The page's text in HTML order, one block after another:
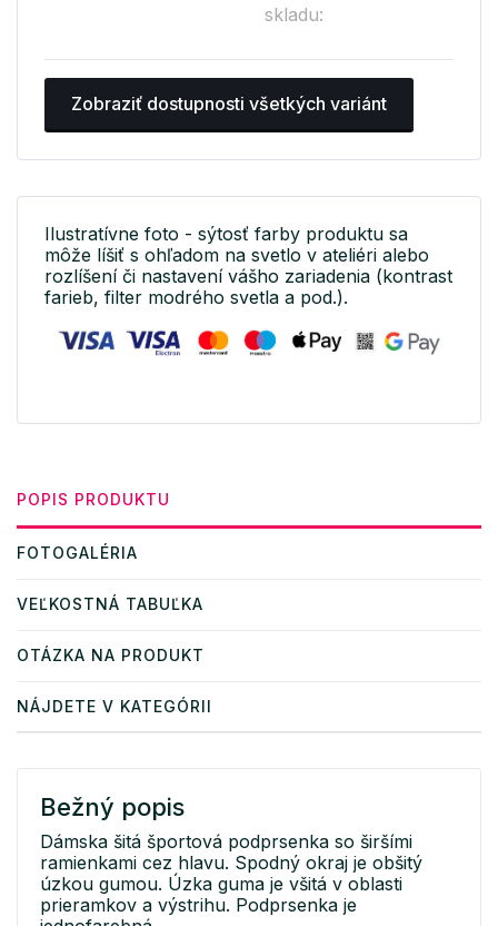
skladu:
Zobraziť dostupnosti všetkých variánt
Ilustratívne foto - sýtosť farby produktu sa
môže líšiť s ohľadom na svetlo v ateliéri alebo
rozlíšení či nastavení vášho zariadenia (kontrast
farieb, filter modrého svetla a pod.).
POPIS PRODUKTU
FOTOGALÉRIA
VEĽKOSTNÁ TABUĽKA
OTÁZKA NA PRODUKT
NÁJDETE V KATEGÓRII
Bežný popis
Dámska šitá športová podprsenka so širšími
ramienkami cez hlavu. Spodný okraj je obšitý
úzkou gumou. Úzka guma je všitá v oblasti
prieramkov a výstrihu. Podprsenka je